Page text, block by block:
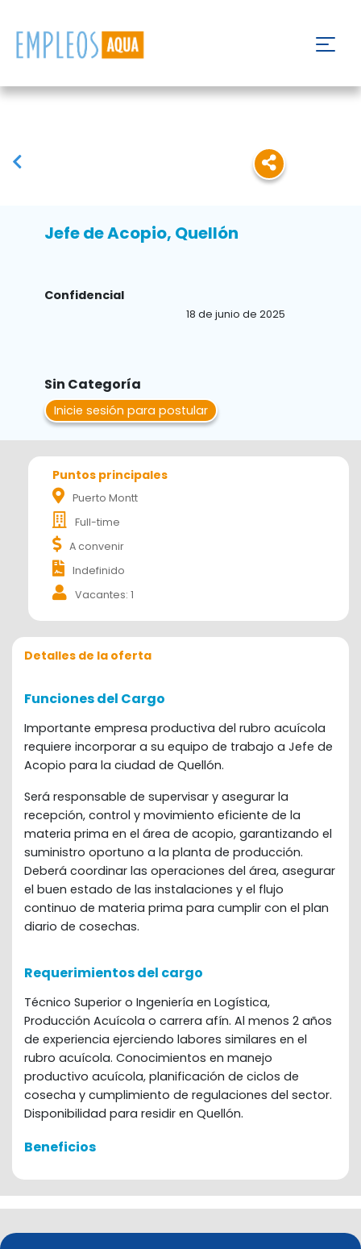
Jefe de Acopio, Quellón
Confidencial
18 de junio de 2025
Sin Categoría
Inicie sesión para postular
Puntos principales
Puerto Montt
Full-time
A convenir
Indefinido
Vacantes: 1
Detalles de la oferta
Funciones del Cargo
Importante empresa productiva del rubro acuícola
requiere incorporar a su equipo de trabajo a Jefe de
Acopio para la ciudad de Quellón.
Será responsable de supervisar y asegurar la
recepción, control y movimiento eficiente de la
materia prima en el área de acopio, garantizando el
suministro oportuno a la planta de producción.
Deberá coordinar las operaciones del área, asegurar
el buen estado de las instalaciones y el flujo
continuo de materia prima para cumplir con el plan
diario de cosechas.
Requerimientos del cargo
Técnico Superior o Ingeniería en Logística,
Producción Acuícola o carrera afín. Al menos 2 años
de experiencia ejerciendo labores similares en el
rubro acuícola. Conocimientos en manejo
productivo acuícola, planificación de ciclos de
cosecha y cumplimiento de regulaciones del sector.
Disponibilidad para residir en Quellón.
Beneficios